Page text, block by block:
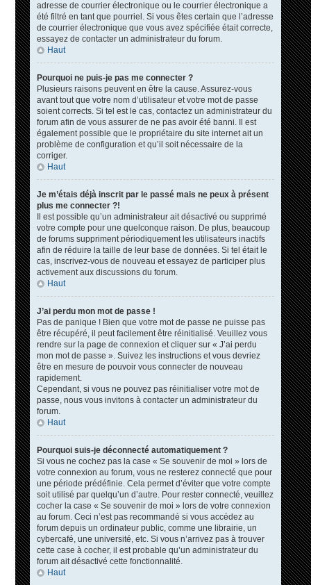
adresse de courrier électronique ou le courrier électronique a
été filtré en tant que pourriel. Si vous êtes certain que l’adresse
de courrier électronique que vous avez spécifiée était correcte,
essayez de contacter un administrateur du forum.
Haut
Pourquoi ne puis-je pas me connecter ?
Plusieurs raisons peuvent en être la cause. Assurez-vous
avant tout que votre nom d’utilisateur et votre mot de passe
soient corrects. Si tel est le cas, contactez un administrateur du
forum afin de vous assurer de ne pas avoir été banni. Il est
également possible que le propriétaire du site internet ait un
problème de configuration et qu’il soit nécessaire de la
corriger.
Haut
Je m’étais déjà inscrit par le passé mais ne peux à présent
plus me connecter ?!
Il est possible qu’un administrateur ait désactivé ou supprimé
votre compte pour une quelconque raison. De plus, beaucoup
de forums suppriment périodiquement les utilisateurs inactifs
afin de réduire la taille de leur base de données. Si tel était le
cas, inscrivez-vous de nouveau et essayez de participer plus
activement aux discussions du forum.
Haut
J’ai perdu mon mot de passe !
Pas de panique ! Bien que votre mot de passe ne puisse pas
être récupéré, il peut facilement être réinitialisé. Veuillez vous
rendre sur la page de connexion et cliquer sur « J’ai perdu
mon mot de passe ». Suivez les instructions et vous devriez
être en mesure de pouvoir vous connecter de nouveau
rapidement.
Cependant, si vous ne pouvez pas réinitialiser votre mot de
passe, nous vous invitons à contacter un administrateur du
forum.
Haut
Pourquoi suis-je déconnecté automatiquement ?
Si vous ne cochez pas la case « Se souvenir de moi » lors de
votre connexion au forum, vous ne resterez connecté que pour
une période prédéfinie. Cela permet d’éviter que votre compte
soit utilisé par quelqu’un d’autre. Pour rester connecté, veuillez
cocher la case « Se souvenir de moi » lors de votre connexion
au forum. Ceci n’est pas recommandé si vous accédez au
forum depuis un ordinateur public, comme une librairie, un
cybercafé, une université, etc. Si vous n’arrivez pas à trouver
cette case à cocher, il est probable qu’un administrateur du
forum ait désactivé cette fonctionnalité.
Haut